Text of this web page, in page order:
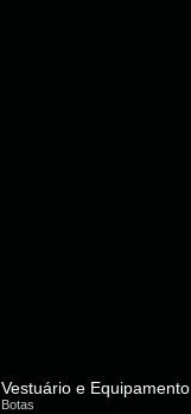
Vestuário e Equipamento
Botas